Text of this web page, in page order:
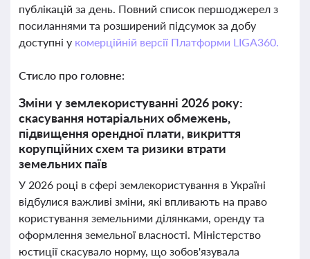
публікацій за день. Повний список першоджерел з
посиланнями та розширений підсумок за добу
доступні у комерційній версії Платформи LIGA360.
Стисло про головне:
Зміни у землекористуванні 2026 року:
скасування нотаріальних обмежень,
підвищення орендної плати, викриття
корупційних схем та ризики втрати
земельних паїв
У 2026 році в сфері землекористування в Україні
відбулися важливі зміни, які впливають на право
користування земельними ділянками, оренду та
оформлення земельної власності. Міністерство
юстиції скасувало норму, що зобов'язувала